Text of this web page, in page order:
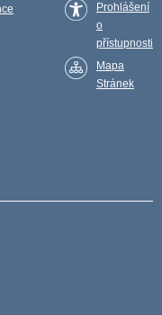
Prohlášení
o
přístupnosti
Mapa
Stránek